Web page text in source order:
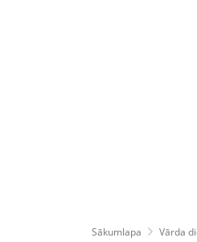
Sākumlapa Vārda